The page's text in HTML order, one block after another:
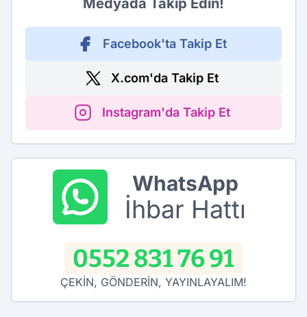
Medyada Takip Edin!
Facebook'ta Takip Et
X.com'da Takip Et
Instagram'da Takip Et
WhatsApp
İhbar Hattı
0552 831 76 91
ÇEKİN, GÖNDERİN, YAYINLAYALIM!